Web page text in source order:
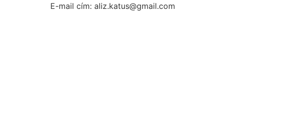
E-mail cím: aliz.katus@gmail.com